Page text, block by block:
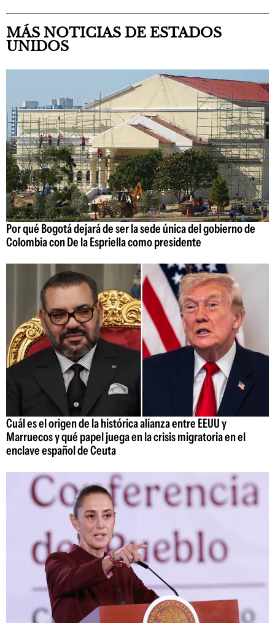
MÁS NOTICIAS DE ESTADOS
UNIDOS
Por qué Bogotá dejará de ser la sede única del gobierno de
Colombia con De la Espriella como presidente
Cuál es el origen de la histórica alianza entre EEUU y
Marruecos y qué papel juega en la crisis migratoria en el
enclave español de Ceuta